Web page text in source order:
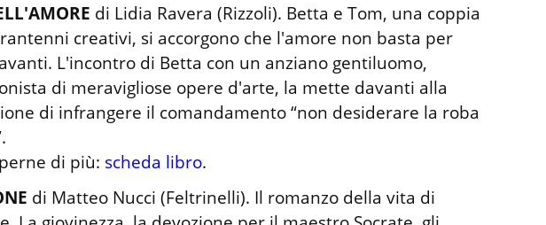
di Lidia Ravera (Rizzoli). Betta e Tom, una coppia
creativi, si accorgono che l'amore non basta per
L'incontro di Betta con un anziano gentiluomo,
di meravigliose opere d'arte, la mette davanti alla
di infrangere il comandamento “non desiderare la roba
di più: scheda libro.
di Matteo Nucci (Feltrinelli). Il romanzo della vita di